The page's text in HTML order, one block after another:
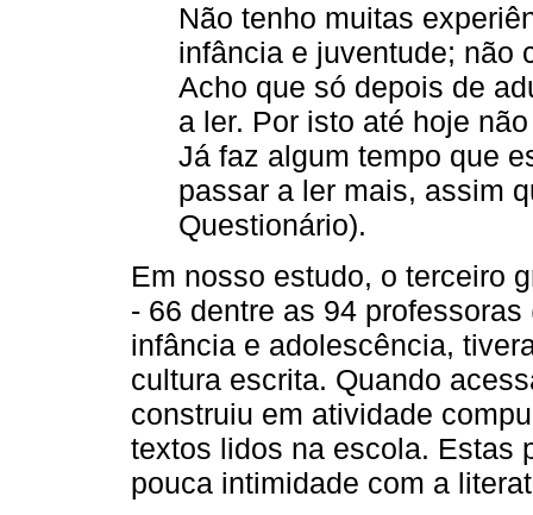
Não tenho muitas
infância e juventude; não
Acho que só depois de
a ler. Por isto até hoje
Já faz algum tempo que
passar a ler mais, assim
Questionário).
Em nosso estudo, o terceiro
- 66 dentre as 94
infância e adolescência,
cultura escrita. Quando
construiu em atividade
textos lidos na escola. Estas
pouca intimidade com a